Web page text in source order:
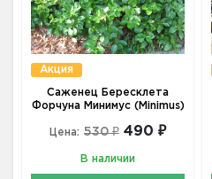
Акция
Саженец Бересклета
Форчуна Минимус (Minimus)
Цена: 530 ₽ 490 ₽
В наличии